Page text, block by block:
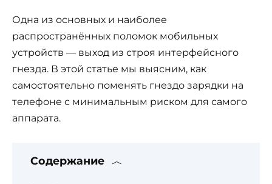
Одна из основных и наиболее
распространённых поломок мобильных
устройств — выход из строя интерфейсного
гнезда. В этой статье мы выясним, как
самостоятельно поменять гнездо зарядки на
телефоне с минимальным риском для самого
аппарата.
Содержание